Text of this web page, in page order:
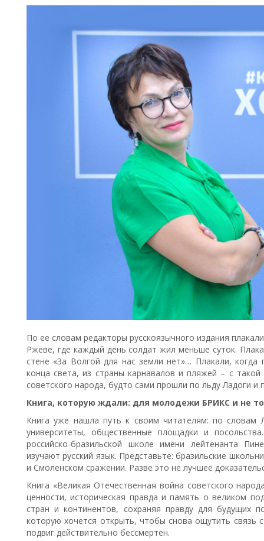
По ее словам редакторы русскоязычного издания
Ржеве, где каждый день солдат жил меньше суток.
стене «За Волгой для нас земли нет»… Плакали,
конца света, из страны карнавалов и пляжей – с
советского народа, будто сами прошли по льду Ладоги и
Книга, которую ждали: для молодежи БРИКС и не
Книга уже нашла путь к своим читателям: по словам
университеты, общественные площадки и
российско-бразильской школе имени лейтенанта
изучают русский язык. Представьте: бразильские
и Смоленском сражении. Разве это не лучшее
Книга «Великая Отечественная война советского
ценности, историческая правда и память о великом
стран и континентов, сохраняя правду для будущих
которую хочется открыть, чтобы снова ощутить связь
подвиг действительно бессмертен.